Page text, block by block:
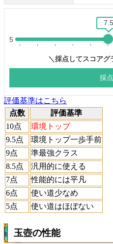
評価基準はこちら
点数
評価基準
10点
環境トップ
9.5点
環境トップ一歩手前
9点
準最強クラス
8.5点
汎用的に使える
7点
性能的には平凡
6点
使い道少なめ
5点
使い道はほぼない
玉壺の性能